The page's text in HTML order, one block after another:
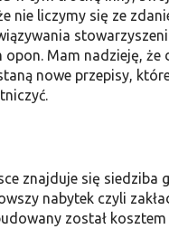
nie liczymy się ze
Mam nadzieję,
nowe przepisy,
znajduje się siedziba
nabytek czyli
został